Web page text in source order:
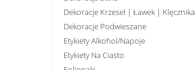
Dekoracje Krzeseł | Ławek | Klęcznika
Dekoracje Podwieszane
Etykiety Alkohol/Napoje
Etykiety Na Ciasto